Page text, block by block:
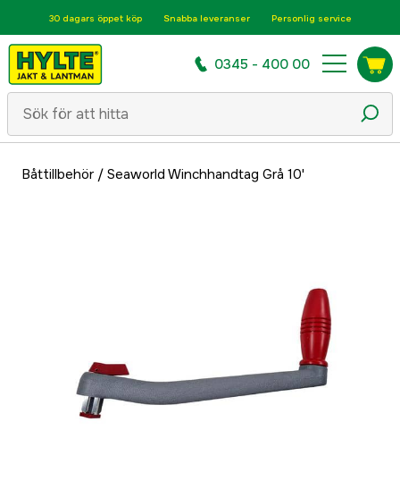
30 dagars öppet köp Snabba leveranser Personlig service
0345 - 400 00
Båttillbehör/ Seaworld Winchhandtag Grå 10'